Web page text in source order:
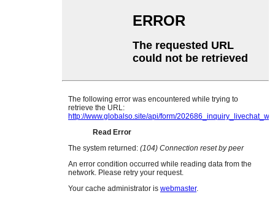
Swahili
Tajik
Telugu
Ukrainian
Urdu
Welsh
Xhosa
Yiddish